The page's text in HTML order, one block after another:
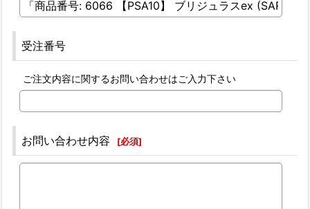
受注番号
ご注文内容に関するお問い合わせはご入力下さい
お問い合わせ内容 [必須]